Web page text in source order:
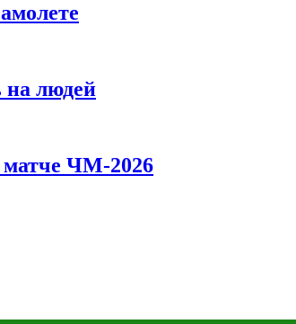
на людей
матче ЧМ-2026